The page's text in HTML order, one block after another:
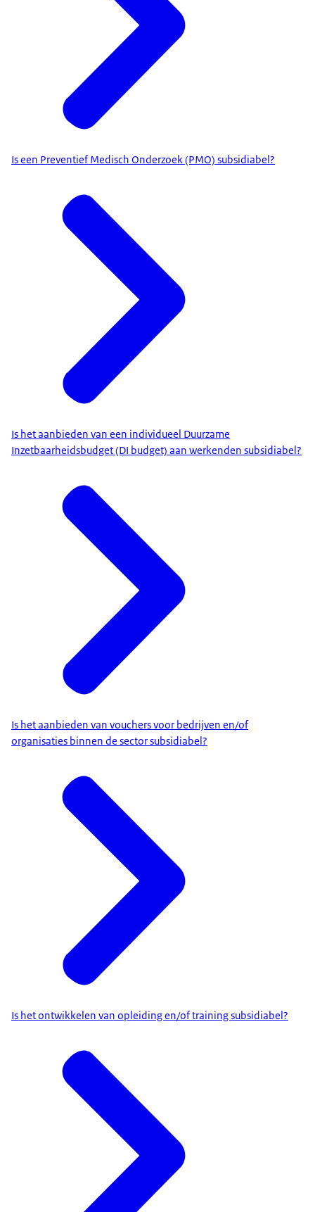
Is een Preventief Medisch Onderzoek (PMO) subsidiabel?
Is het aanbieden van een individueel Duurzame
Inzetbaarheidsbudget (DI budget) aan werkenden subsidiabel?
Is het aanbieden van vouchers voor bedrijven en/of
organisaties binnen de sector subsidiabel?
Is het ontwikkelen van opleiding en/of training subsidiabel?